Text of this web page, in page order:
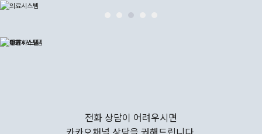
전화 상담이 어려우시면